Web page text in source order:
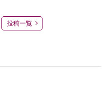
投稿一覧